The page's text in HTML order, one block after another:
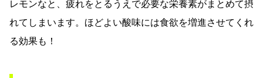
レモンなと、疲れをとるうえで必要な栄養素がまとめて摂
れてしまいます。ほどよい酸味には食欲を増進させてくれ
る効果も！